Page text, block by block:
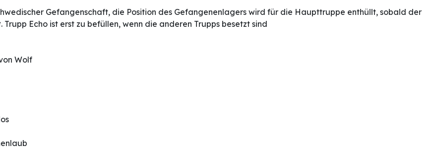
Gefangenschaft, die Position des Gefangenenlagers wird für die Haupttruppe enthüllt, sobald der
Echo ist erst zu befüllen, wenn die anderen Trupps besetzt sind
Wolf